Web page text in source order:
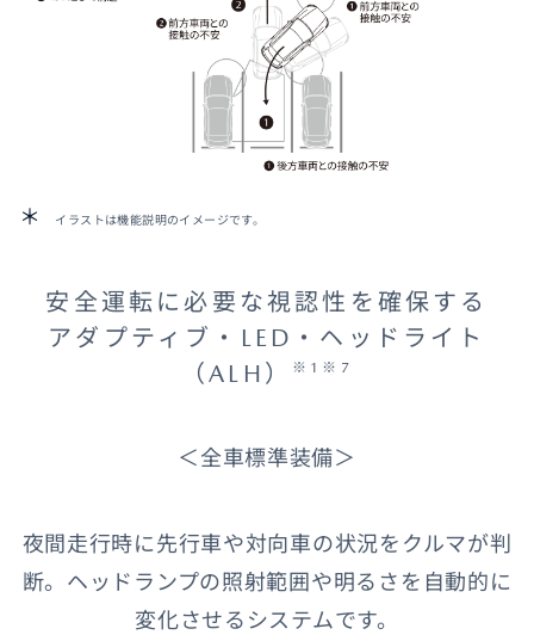
イラストは機能説明のイメージです。
安全運転に必要な視認性を確保する
アダプティブ・LED・ヘッドライト
（ALH）
※1※7
＜全車標準装備＞
夜間走行時に先行車や対向車の状況をクルマが判
断。ヘッドランプの照射範囲や明るさを自動的に
変化させるシステムです。